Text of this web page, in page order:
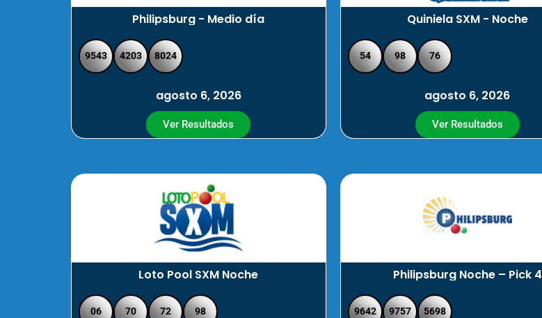
Philipsburg - Medio día Quiniela SXM - Noche
9543 4203 8024
agosto 6, 2026
54 98 76
agosto 6, 2026
Ver Resultados Ver Resultados
Loto Pool SXM Noche Philipsburg Noche – Pick 4
06 70 72 98 9642 9757 5698